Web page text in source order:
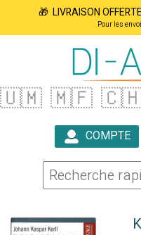
🎁 LIVRAISON
Pour les
🇺🇲 🇲🇫
COMPTE